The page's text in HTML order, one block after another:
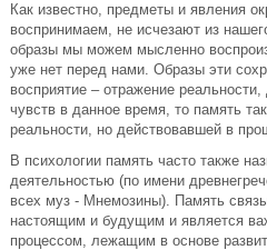
Как известно, предметы и явления
воспринимаем, не исчезают из
образы мы можем мысленно
уже нет перед нами. Образы эти
восприятие – отражение
чувств в данное время, то память
реальности, но действовавшей в
В психологии память часто также
деятельностью (по имени
всех муз - Мнемозины). Память
настоящим и будущим и является
процессом, лежащим в основе